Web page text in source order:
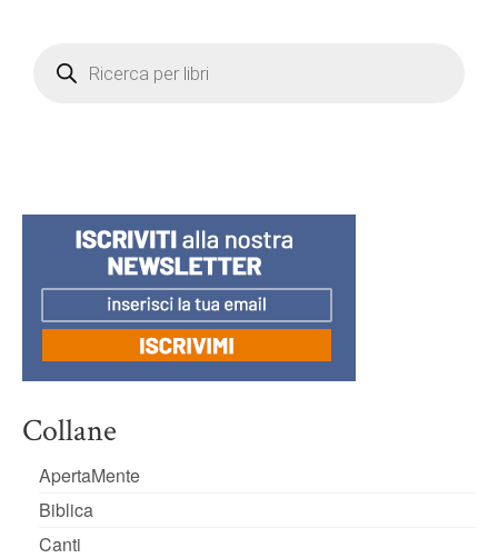
search
Collane
ApertaMente
Biblica
Canti